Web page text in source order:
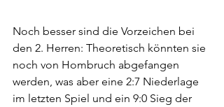
Noch besser sind die Vorzeichen bei
den 2. Herren: Theoretisch könnten sie
noch von Hombruch abgefangen
werden, was aber eine 2:7 Niederlage
im letzten Spiel und ein 9:0 Sieg der